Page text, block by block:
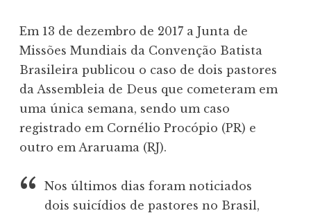
Em 13 de dezembro de 2017 a Junta de
Missões Mundiais da Convenção Batista
Brasileira publicou o caso de dois pastores
da Assembleia de Deus que cometeram em
uma única semana, sendo um caso
registrado em Cornélio Procópio (PR) e
outro em Araruama (RJ).
Nos últimos dias foram noticiados
dois suicídios de pastores no Brasil,